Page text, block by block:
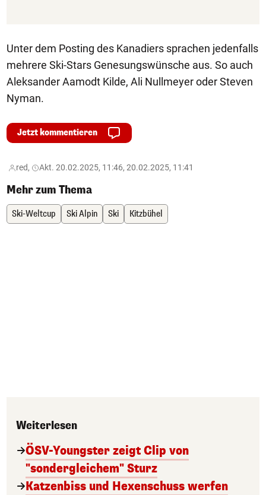
Unter dem Posting des Kanadiers sprachen jedenfalls
mehrere Ski-Stars Genesungswünsche aus. So auch
Aleksander Aamodt Kilde, Ali Nullmeyer oder Steven
Nyman.
Jetzt kommentieren
red, Akt. 20.02.2025, 11:46, 20.02.2025, 11:41
Mehr zum Thema
Ski-Weltcup Ski Alpin Ski Kitzbühel
Weiterlesen
ÖSV-Youngster zeigt Clip von
"sondergleichem" Sturz
Katzenbiss und Hexenschuss werfen